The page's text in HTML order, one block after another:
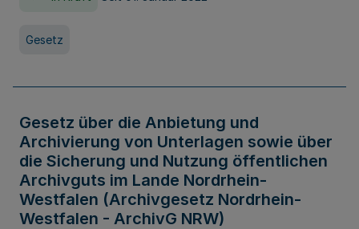
Gesetz
Gesetz über die Anbietung und
Archivierung von Unterlagen sowie über
die Sicherung und Nutzung öffentlichen
Archivguts im Lande Nordrhein-
Westfalen (Archivgesetz Nordrhein-
Westfalen - ArchivG NRW)